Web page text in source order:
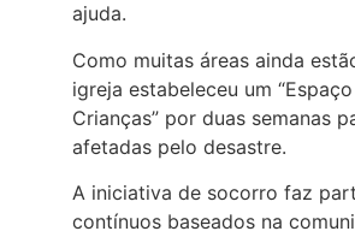
ajuda.
Como muitas áreas ainda
igreja estabeleceu um
Crianças” por duas semanas
afetadas pelo desastre.
A iniciativa de socorro faz
contínuos baseados na